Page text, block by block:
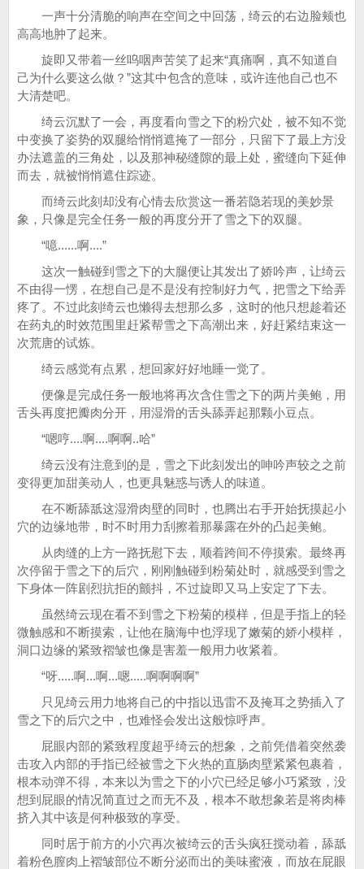
一声十分清脆的响声在空间之中回荡，绮云的右边脸颊也
高高地肿了起来。
旋即又带着一丝呜咽声苦笑了起来“真痛啊，真不知道自
己为什么要这么做？”这其中包含的意味，或许连他自己也不
大清楚吧。
绮云沉默了一会，再度看向雪之下的粉穴处，被不知不觉
中变换了姿势的双腿给悄悄遮掩了一部分，只留下了最上方没
办法遮盖的三角处，以及那神秘缝隙的最上处，蜜缝向下延伸
而去，就被悄悄遮住踪迹。
而绮云此刻却没有心情去欣赏这一番若隐若现的美妙景
象，只像是完全任务一般的再度分开了雪之下的双腿。
“噫......啊....”
这次一触碰到雪之下的大腿便让其发出了娇吟声，让绮云
不由得一愣，在想自己是不是没有控制好力气，把雪之下给弄
疼了。不过此刻绮云也懒得去想那么多，这时的他只想趁着还
在药丸的时效范围里赶紧帮雪之下高潮出来，好赶紧结束这一
次荒唐的试炼。
绮云感觉有点累，想回家好好地睡一觉了。
便像是完成任务一般地将再次含住雪之下的两片美鲍，用
舌头再度把瓣肉分开，用湿滑的舌头舔弄起那颗小豆点。
“嗯哼....啊....啊啊..哈”
绮云没有注意到的是，雪之下此刻发出的呻吟声较之之前
变得更加甜美动人，也更具魅惑与诱人的味道。
在不断舔舐这湿滑肉壁的同时，也腾出右手开始抚摸起小
穴的边缘地带，时不时用力刮擦着那暴露在外的凸起美鲍。
从肉缝的上方一路抚慰下去，顺着跨间不停摸索。最终再
次停留于雪之下的后穴，刚刚触碰到粉菊处时，就感受到雪之
下身体一阵剧烈抗拒的颤抖，不过旋即又马上安定了下去。
虽然绮云现在看不到雪之下粉菊的模样，但是手指上的轻
微触感和不断摸索，让他在脑海中也浮现了嫩菊的娇小模样，
洞口边缘的紧致褶皱也像是害羞一般用力收紧着。
“呀.....啊...啊...嗯.....啊啊啊啊”
只见绮云用力地将自己的中指以迅雷不及掩耳之势插入了
雪之下的后穴之中，也难怪会发出这般惊呼声。
屁眼内部的紧致程度超乎绮云的想象，之前凭借着突然袭
击攻入内部的手指已经被雪之下火热的直肠肉壁紧紧包裹着，
根本动弹不得，本来以为雪之下的小穴已经足够小巧紧致，没
想到屁眼的情况简直过之而无不及，根本不敢想象若是将肉棒
挤入其中该是何种极致的享受。
同时居于前方的小穴再次被绮云的舌头疯狂搅动着，舔舐
着粉色膣肉上褶皱部位不断分泌而出的美味蜜液，而放在屁眼